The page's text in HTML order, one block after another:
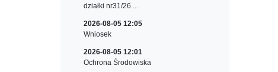
działki nr31/26 ...
2026-08-05 12:05
Wniosek
2026-08-05 12:01
Ochrona Środowiska